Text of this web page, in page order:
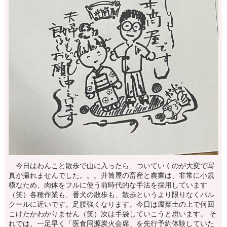
今日はわんこと散歩で山に入ったら、ついていくのが大変で写
真が撮れませんでした。。。井筒屋の畜産と農業は、非常に小規
模なため、肉体をフルに使う前時代的な手法を採用しています
（笑）各種作業も、番犬の散歩も、散歩というより限りなくパル
クールに近いです。足腰強くなります。今日は腐葉土の上で何回
こけたかわかりません（笑）次は手袋していこうと思います。 そ
れでは、一足早く「医食同源炭火会席」を先行予約体験していた